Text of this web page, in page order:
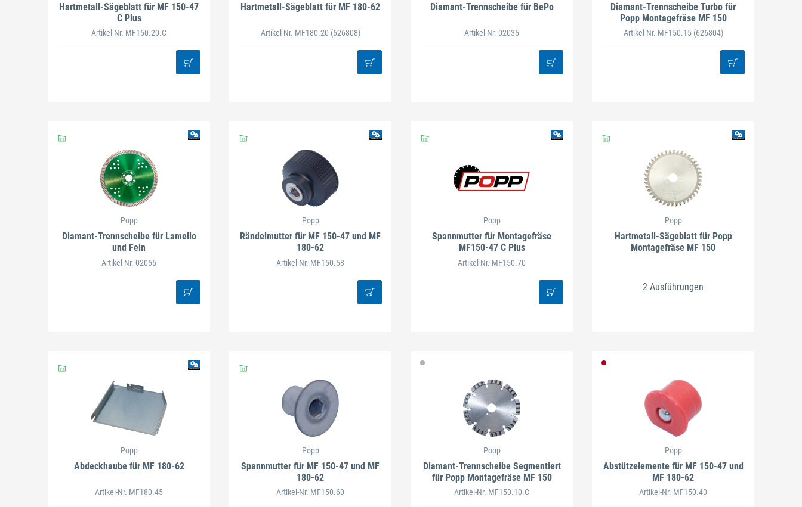
Hartmetall-Sägeblatt für MF 150-47
C Plus
Artikel-Nr. MF150.20.C
Hartmetall-Sägeblatt für MF 180-62
Artikel-Nr. MF180.20 (626808)
Diamant-Trennscheibe für BePo
Artikel-Nr. 02035
Diamant-Trennscheibe Turbo für
Popp Montagefräse MF 150
Artikel-Nr. MF150.15 (626804)
Popp
Diamant-Trennscheibe für Lamello
und Fein
Artikel-Nr. 02055
Popp
Rändelmutter für MF 150-47 und MF
180-62
Artikel-Nr. MF150.58
Popp
Spannmutter für Montagefräse
MF150-47 C Plus
Artikel-Nr. MF150.70
Popp
Hartmetall-Sägeblatt für Popp
Montagefräse MF 150
2 Ausführungen
Popp
Abdeckhaube für MF 180-62
Artikel-Nr. MF180.45
Popp
Spannmutter für MF 150-47 und MF
180-62
Artikel-Nr. MF150.60
Popp
Diamant-Trennscheibe Segmentiert
für Popp Montagefräse MF 150
Artikel-Nr. MF150.10.C
Popp
Abstützelemente für MF 150-47 und
MF 180-62
Artikel-Nr. MF150.40